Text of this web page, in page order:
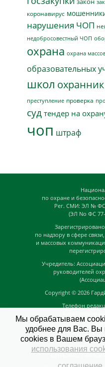
коронавирус
нарушения ЧОП
недобросовестный ЧОП
охрана охрана
образовательных
школ охранник
преступление проверка
суд тендер на
чоп штраф
по охране и
Рег. СМИ: ЭЛ № ФС
(ЭЛ No ФС 77-
по надзору в сфере
и массовых
Учредитель:
руководителей
Copyright © 2026
Телефон
Главный
На сайте
материалы с
Мы обрабатываем
удобнее для Вас. Вы
cookies в Вашем
использования